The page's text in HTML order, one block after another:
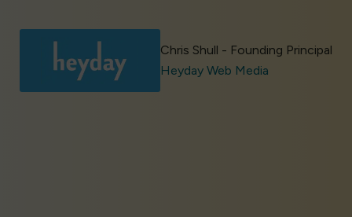
Chris Shull - Founding Principal
Heyday Web Media